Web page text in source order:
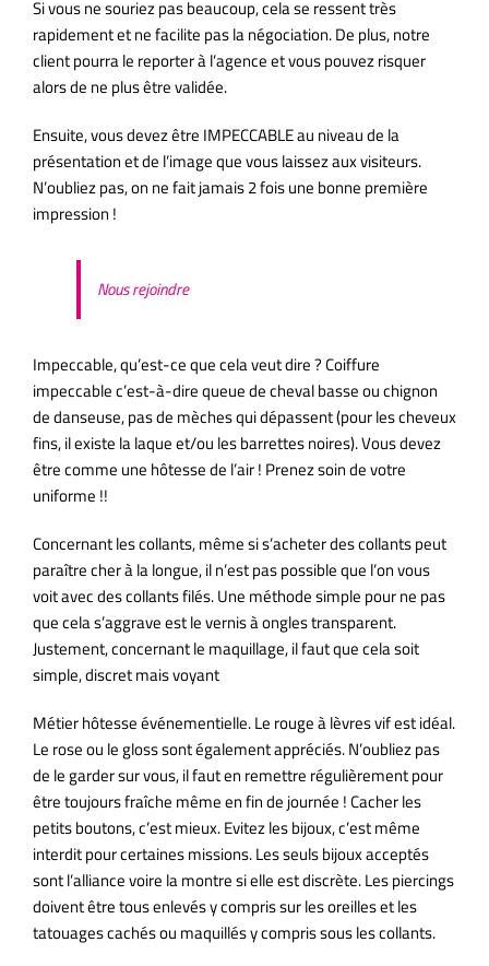
Si vous ne souriez pas beaucoup, cela se ressent très
rapidement et ne facilite pas la négociation. De plus, notre
client pourra le reporter à l’agence et vous pouvez risquer
alors de ne plus être validée.
Ensuite, vous devez être IMPECCABLE au niveau de la
présentation et de l’image que vous laissez aux visiteurs.
N’oubliez pas, on ne fait jamais 2 fois une bonne première
impression !
Nous rejoindre
Impeccable, qu’est-ce que cela veut dire ? Coiffure
impeccable c’est-à-dire queue de cheval basse ou chignon
de danseuse, pas de mèches qui dépassent (pour les cheveux
fins, il existe la laque et/ou les barrettes noires). Vous devez
être comme une hôtesse de l’air ! Prenez soin de votre
uniforme !!
Concernant les collants, même si s’acheter des collants peut
paraître cher à la longue, il n’est pas possible que l’on vous
voit avec des collants filés. Une méthode simple pour ne pas
que cela s’aggrave est le vernis à ongles transparent.
Justement, concernant le maquillage, il faut que cela soit
simple, discret mais voyant
Métier hôtesse événementielle. Le rouge à lèvres vif est idéal.
Le rose ou le gloss sont également appréciés. N’oubliez pas
de le garder sur vous, il faut en remettre régulièrement pour
être toujours fraîche même en fin de journée ! Cacher les
petits boutons, c’est mieux. Evitez les bijoux, c’est même
interdit pour certaines missions. Les seuls bijoux acceptés
sont l’alliance voire la montre si elle est discrète. Les piercings
doivent être tous enlevés y compris sur les oreilles et les
tatouages cachés ou maquillés y compris sous les collants.